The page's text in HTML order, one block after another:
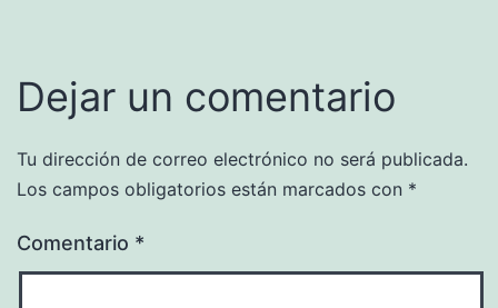
Dejar un comentario
Tu dirección de correo electrónico no será publicada.
Los campos obligatorios están marcados con *
Comentario *